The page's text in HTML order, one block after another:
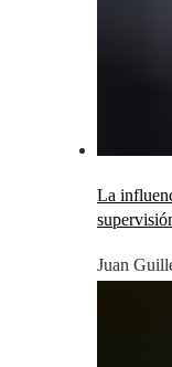
La
Juan